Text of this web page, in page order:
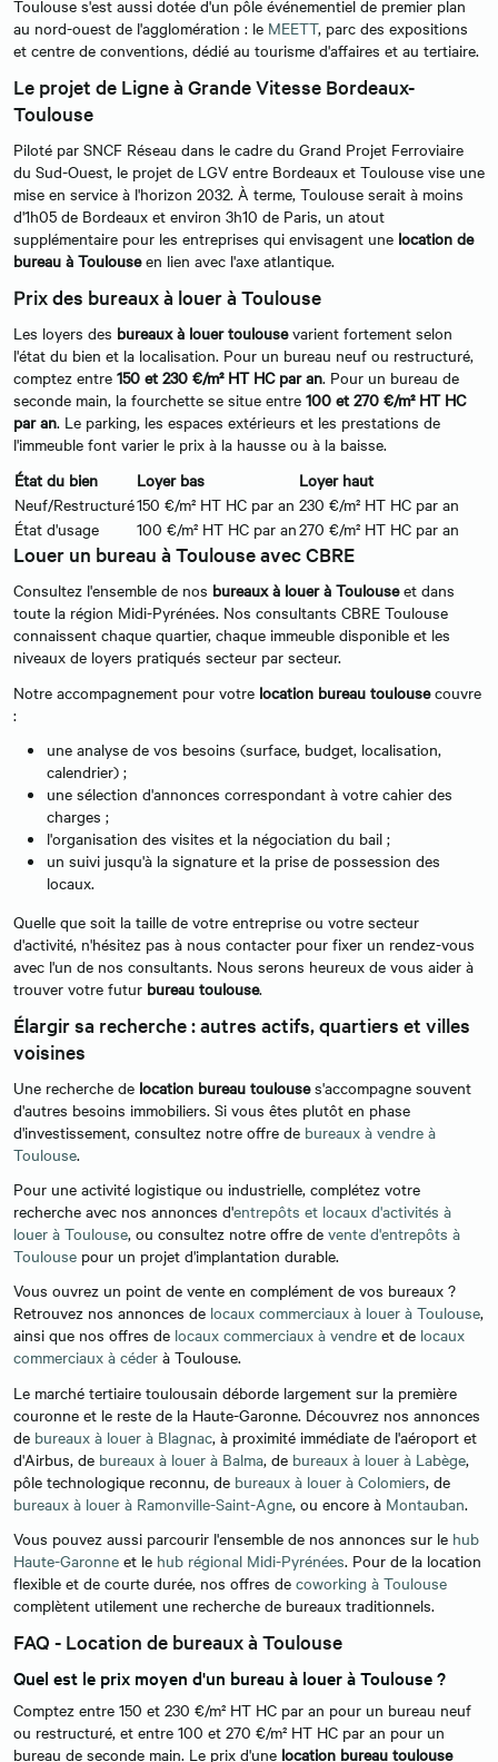
Toulouse s'est aussi dotée d'un pôle événementiel de premier plan
au nord-ouest de l'agglomération : le MEETT, parc des expositions
et centre de conventions, dédié au tourisme d'affaires et au tertiaire.
Le projet de Ligne à Grande Vitesse Bordeaux-
Toulouse
Piloté par SNCF Réseau dans le cadre du Grand Projet Ferroviaire
du Sud-Ouest, le projet de LGV entre Bordeaux et Toulouse vise une
mise en service à l'horizon 2032. À terme, Toulouse serait à moins
d'1h05 de Bordeaux et environ 3h10 de Paris, un atout
supplémentaire pour les entreprises qui envisagent une location de
bureau à Toulouseen lien avec l'axe atlantique.
Prix des bureaux à louer à Toulouse
Les loyers des bureaux à louer toulousevarient fortement selon
l'état du bien et la localisation. Pour un bureau neuf ou restructuré,
comptez entre 150 et 230 €/m² HT HC par an. Pour un bureau de
seconde main, la fourchette se situe entre 100 et 270 €/m² HT HC
par an. Le parking, les espaces extérieurs et les prestations de
l'immeuble font varier le prix à la hausse ou à la baisse.
État du bien
Loyer bas
Loyer haut
Neuf/Restructuré150 €/m² HT HC par an 230 €/m² HT HC par an
État d'usage
100 €/m² HT HC par an270 €/m² HT HC par an
Louer un bureau à Toulouse avec CBRE
Consultez l'ensemble de nos bureaux à louer à Toulouseet dans
toute la région Midi-Pyrénées. Nos consultants CBRE Toulouse
connaissent chaque quartier, chaque immeuble disponible et les
niveaux de loyers pratiqués secteur par secteur.
Notre accompagnement pour votre location bureau toulousecouvre
:
une analyse de vos besoins (surface, budget, localisation,
calendrier) ;
une sélection d'annonces correspondant à votre cahier des
charges ;
l'organisation des visites et la négociation du bail ;
un suivi jusqu'à la signature et la prise de possession des
locaux.
Quelle que soit la taille de votre entreprise ou votre secteur
d'activité, n'hésitez pas à nous contacter pour fixer un rendez-vous
avec l'un de nos consultants. Nous serons heureux de vous aider à
trouver votre futur bureau toulouse.
Élargir sa recherche : autres actifs, quartiers et villes
voisines
Une recherche de location bureau toulouses'accompagne souvent
d'autres besoins immobiliers. Si vous êtes plutôt en phase
d'investissement, consultez notre offre de bureaux à vendre à
Toulouse.
Pour une activité logistique ou industrielle, complétez votre
recherche avec nos annonces d'entrepôts et locaux d'activités à
louer à Toulouse, ou consultez notre offre de vente d'entrepôts à
Toulouse pour un projet d'implantation durable.
Vous ouvrez un point de vente en complément de vos bureaux ?
Retrouvez nos annonces de locaux commerciaux à louer à Toulouse,
ainsi que nos offres de locaux commerciaux à vendre et de locaux
commerciaux à céder à Toulouse.
Le marché tertiaire toulousain déborde largement sur la première
couronne et le reste de la Haute-Garonne. Découvrez nos annonces
de bureaux à louer à Blagnac, à proximité immédiate de l'aéroport et
d'Airbus, de bureaux à louer à Balma, de bureaux à louer à Labège,
pôle technologique reconnu, de bureaux à louer à Colomiers, de
bureaux à louer à Ramonville-Saint-Agne, ou encore à Montauban.
Vous pouvez aussi parcourir l'ensemble de nos annonces sur le hub
Haute-Garonne et le hub régional Midi-Pyrénées. Pour de la location
flexible et de courte durée, nos offres de coworking à Toulouse
complètent utilement une recherche de bureaux traditionnels.
FAQ - Location de bureaux à Toulouse
Quel est le prix moyen d'un bureau à louer à Toulouse ?
Comptez entre 150 et 230 €/m² HT HC par an pour un bureau neuf
ou restructuré, et entre 100 et 270 €/m² HT HC par an pour un
bureau de seconde main. Le prix d'une location bureau toulouse